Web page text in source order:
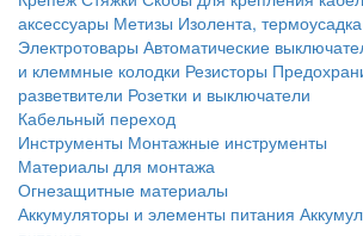
аксессуары Метизы Изолента, термоусадка
Электротовары Автоматические
и клеммные колодки Резисторы
разветвители Розетки и выключатели
Кабельный переход
Инструменты Монтажные инструменты
Материалы для монтажа
Огнезащитные материалы
Аккумуляторы и элементы питания